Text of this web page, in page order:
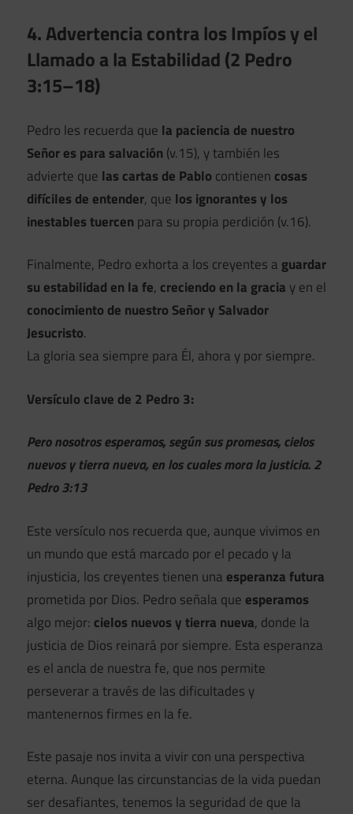
4. Advertencia contra los Impíos y el
Llamado a la Estabilidad (2 Pedro
3:15–18)
Pedro les recuerda que la paciencia de nuestro
Señor es para salvación(v.15), y también les
advierte que las cartas de Pablo contienen cosas
difíciles de entender, que los ignorantes y los
inestables tuercenpara su propia perdición (v.16).
Finalmente, Pedro exhorta a los creyentes a guardar
su estabilidad en la fe, creciendo en la gracia y en el
conocimiento de nuestro Señor y Salvador
Jesucristo.
La gloria sea siempre para Él, ahora y por siempre.
Versículo clave de 2 Pedro 3:
Pero nosotros esperamos, según sus promesas, cielos
nuevos y tierra nueva, en los cuales mora la justicia. 2
Pedro 3:13
Este versículo nos recuerda que, aunque vivimos en
un mundo que está marcado por el pecado y la
injusticia, los creyentes tienen una esperanza futura
prometida por Dios. Pedro señala que esperamos
algo mejor: cielos nuevos y tierra nueva, donde la
justicia de Dios reinará por siempre. Esta esperanza
es el ancla de nuestra fe, que nos permite
perseverar a través de las dificultades y
mantenernos firmes en la fe.
Este pasaje nos invita a vivir con una perspectiva
eterna. Aunque las circunstancias de la vida puedan
ser desafiantes, tenemos la seguridad de que la